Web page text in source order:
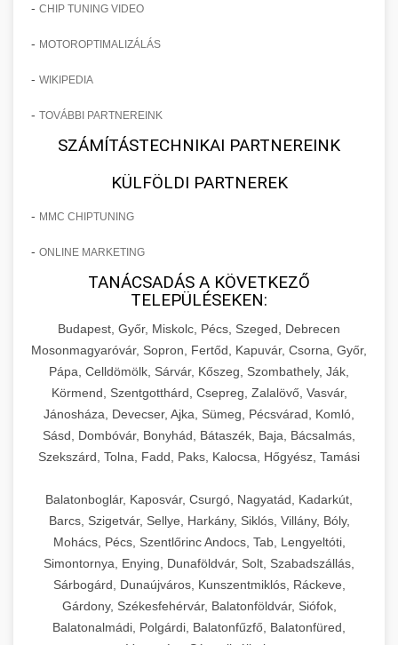
- CHIP TUNING VIDEO
- MOTOROPTIMALIZÁLÁS
- WIKIPEDIA
- TOVÁBBI PARTNEREINK
SZÁMÍTÁSTECHNIKAI PARTNEREINK
KÜLFÖLDI PARTNEREK
- MMC CHIPTUNING
- ONLINE MARKETING
TANÁCSADÁS A KÖVETKEZŐ
TELEPÜLÉSEKEN:
Budapest, Győr, Miskolc, Pécs, Szeged, Debrecen
Mosonmagyaróvár, Sopron, Fertőd, Kapuvár, Csorna, Győr,
Pápa, Celldömölk, Sárvár, Kőszeg, Szombathely, Ják,
Körmend, Szentgotthárd, Csepreg, Zalalövő, Vasvár,
Jánosháza, Devecser, Ajka, Sümeg, Pécsvárad, Komló,
Sásd, Dombóvár, Bonyhád, Bátaszék, Baja, Bácsalmás,
Szekszárd, Tolna, Fadd, Paks, Kalocsa, Hőgyész, Tamási
Balatonboglár, Kaposvár, Csurgó, Nagyatád, Kadarkút,
Barcs, Szigetvár, Sellye, Harkány, Siklós, Villány, Bóly,
Mohács, Pécs, Szentlőrinc Andocs, Tab, Lengyeltóti,
Simontornya, Enying, Dunaföldvár, Solt, Szabadszállás,
Sárbogárd, Dunaújváros, Kunszentmiklós, Ráckeve,
Gárdony, Székesfehérvár, Balatonföldvár, Siófok,
Balatonalmádi, Polgárdi, Balatonfűzfő, Balatonfüred,